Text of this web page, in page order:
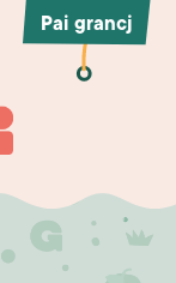
Pai grancj